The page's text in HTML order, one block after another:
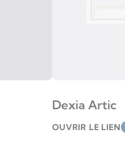
Dexia Artic
OUVRIR LE LIEN